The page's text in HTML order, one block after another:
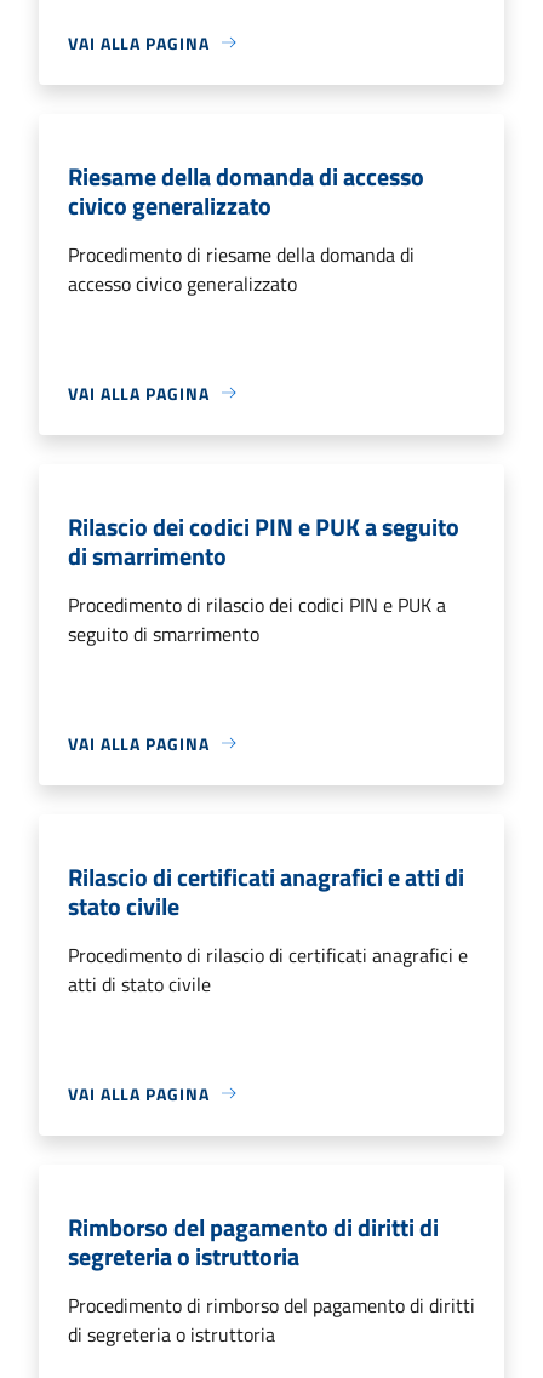
VAI ALLA PAGINA
Riesame della domanda di accesso
civico generalizzato
Procedimento di riesame della domanda di
accesso civico generalizzato
VAI ALLA PAGINA
Rilascio dei codici PIN e PUK a seguito
di smarrimento
Procedimento di rilascio dei codici PIN e PUK a
seguito di smarrimento
VAI ALLA PAGINA
Rilascio di certificati anagrafici e atti di
stato civile
Procedimento di rilascio di certificati anagrafici e
atti di stato civile
VAI ALLA PAGINA
Rimborso del pagamento di diritti di
segreteria o istruttoria
Procedimento di rimborso del pagamento di diritti
di segreteria o istruttoria